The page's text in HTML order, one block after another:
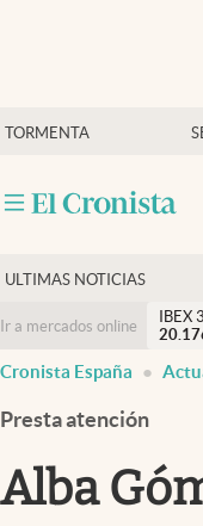
TORMENTA
Economía y finanzas
Criptomonedas
ULTIMAS NOTICIAS
Ir a mercados online
IBEX
Cronista España
Presta atención
Alba